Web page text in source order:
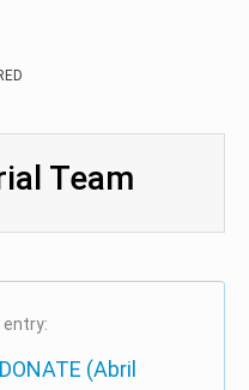
Team
entry:
(Abril